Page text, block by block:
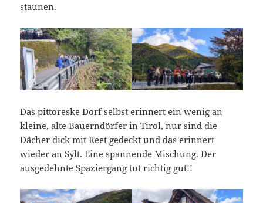
staunen.
Das pittoreske Dorf selbst erinnert ein wenig an
kleine, alte Bauerndörfer in Tirol, nur sind die
Dächer dick mit Reet gedeckt und das erinnert
wieder an Sylt. Eine spannende Mischung. Der
ausgedehnte Spaziergang tut richtig gut!!